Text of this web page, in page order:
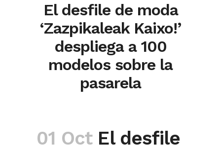
El desfile de moda
‘Zazpikaleak Kaixo!’
despliega a 100
modelos sobre la
pasarela
01 OctEl desfile